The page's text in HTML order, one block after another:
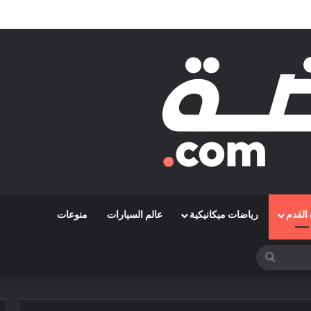
الإفريقي بمواجهة حافيا كوناكري
القدم رياضات ميكانيكية عالم السيارات منوعات